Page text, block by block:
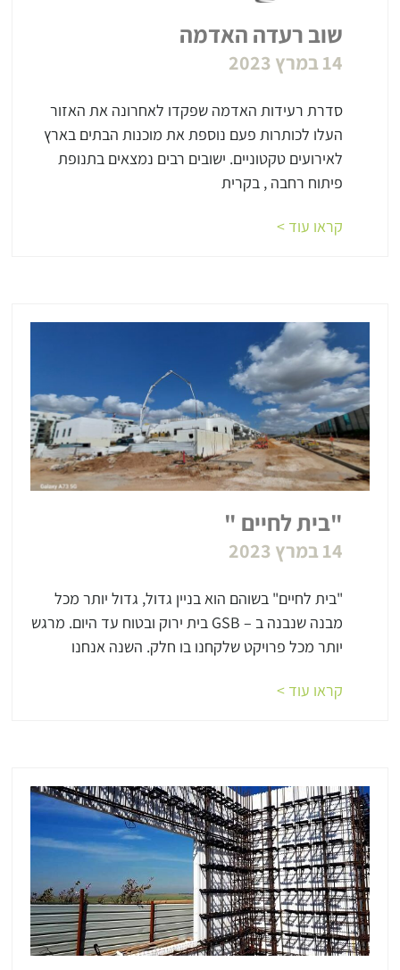
שוב רעדה האדמה
14 במרץ 2023
סדרת רעידות האדמה שפקדו לאחרונה את האזור
העלו לכותרות פעם נוספת את מוכנות הבתים בארץ
לאירועים טקטוניים. ישובים רבים נמצאים בתנופת
פיתוח רחבה , בקרית
קראו עוד >
"בית לחיים "
14 במרץ 2023
"בית לחיים" בשוהם הוא בניין גדול, גדול יותר מכל
מבנה שנבנה ב – GSB בית ירוק ובטוח עד היום. מרגש
יותר מכל פרויקט שלקחנו בו חלק. השנה אנחנו
קראו עוד >